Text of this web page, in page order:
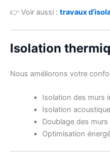
👉 Voir aussi : travaux
Isolation
Nous améliorons votre
Isolation des murs
Isolation
Doublage des murs
Optimisation